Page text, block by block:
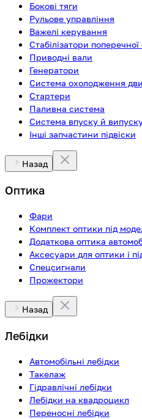
Бокові тяги
Рульове управління
Важелі керування
Стабілізатори
Приводні вали
Генератори
Система охолодження
Стартери
Паливна система
Система впуску й
Інші запчастини підвіски
Назад
Оптика
Фари
Комплект оптики під
Додаткова оптика
Аксесуари для оптики і
Спецсигнали
Прожектори
Назад
Лебідки
Автомобільні лебідки
Такелаж
Гідравлічні лебідки
Лебідки на квадроцикл
Переносні лебідки